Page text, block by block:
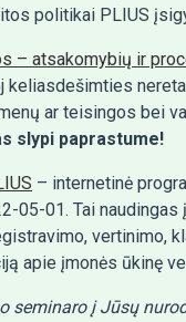
politikai PLIUS
– atsakomybių ir
keliasdešimties
ar teisingos bei
slypi paprastume!
– internetinė
05-01. Tai
vertinimo,
apie įmonės ūkinę
seminaro į Jūsų